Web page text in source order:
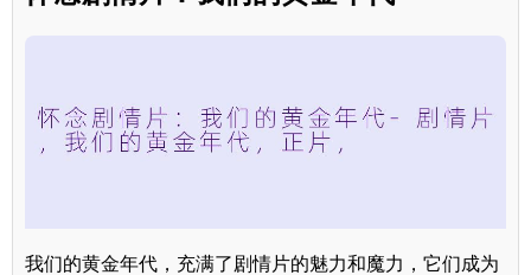
我们的黄金年代，充满了剧情片的魅力和魔力，它们成为